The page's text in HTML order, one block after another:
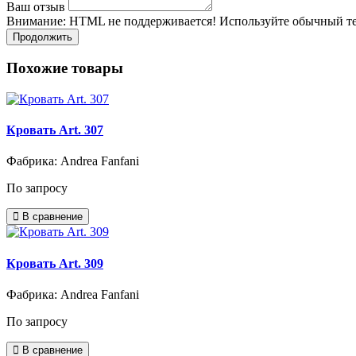
Ваш отзыв
Внимание: HTML не поддерживается! Используйте обычный
Продолжить
Похожие товары
Кровать Art. 307
Фабрика: Andrea Fanfani
По запросу
В сравнение
Кровать Art. 309
Фабрика: Andrea Fanfani
По запросу
В сравнение